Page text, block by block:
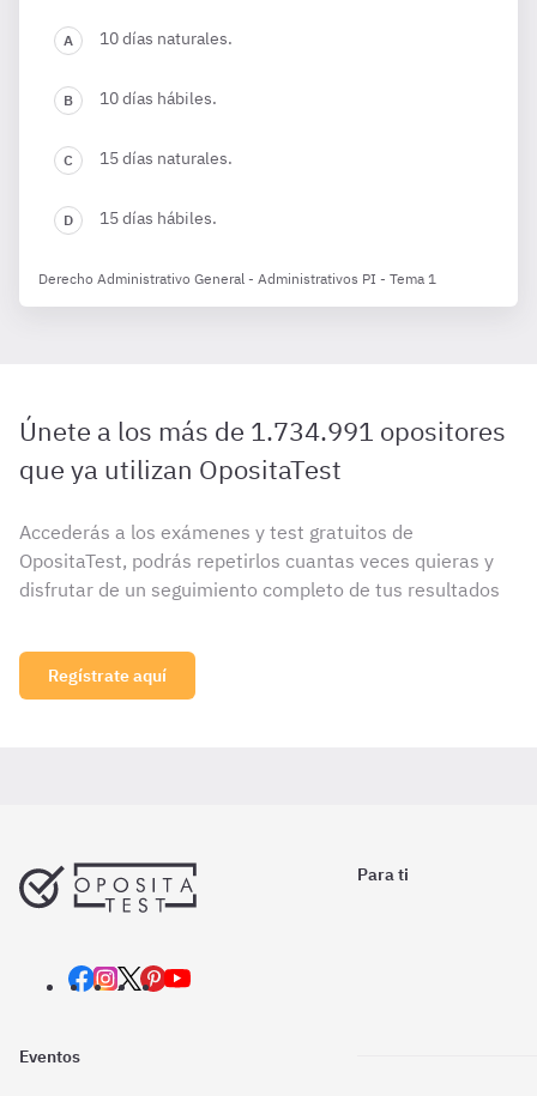
10 días naturales.
10 días hábiles.
15 días naturales.
15 días hábiles.
Derecho Administrativo General - Administrativos PI - Tema 1
Únete a los más de 1.734.991 opositores
que ya utilizan OpositaTest
Accederás a los exámenes y test gratuitos de
OpositaTest, podrás repetirlos cuantas veces quieras y
disfrutar de un seguimiento completo de tus resultados
Regístrate aquí
Para ti
Eventos